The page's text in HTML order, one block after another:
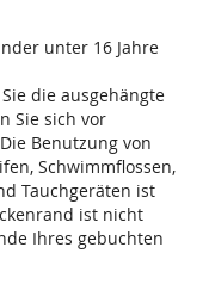
unter 16 Jahre
die ausgehängte
Sie sich vor
Benutzung von
Schwimmflossen,
Tauchgeräten ist
ist nicht
Ihres gebuchten